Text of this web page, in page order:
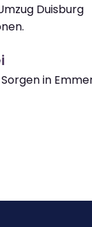
Duisburg
in